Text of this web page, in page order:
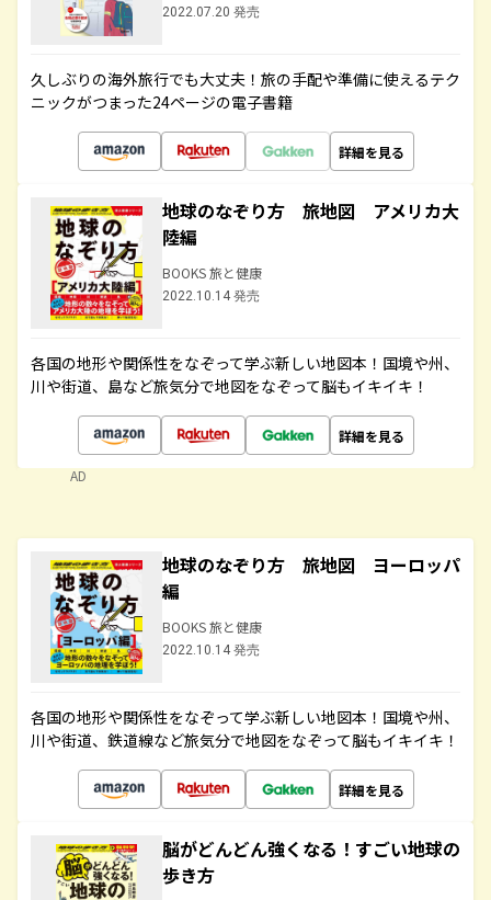
2022.07.20 発売
久しぶりの海外旅行でも大丈夫！旅の手配や準備に使えるテク
ニックがつまった24ページの電子書籍
詳細を見る
地球のなぞり方 旅地図 アメリカ大
陸編
BOOKS 旅と健康
2022.10.14 発売
各国の地形や関係性をなぞって学ぶ新しい地図本！国境や州、
川や街道、島など旅気分で地図をなぞって脳もイキイキ！
詳細を見る
AD
地球のなぞり方 旅地図 ヨーロッパ
編
BOOKS 旅と健康
2022.10.14 発売
各国の地形や関係性をなぞって学ぶ新しい地図本！国境や州、
川や街道、鉄道線など旅気分で地図をなぞって脳もイキイキ！
詳細を見る
脳がどんどん強くなる！すごい地球の
歩き方